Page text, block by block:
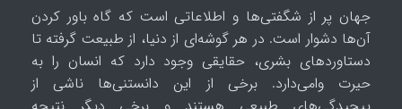
جهان پر از شگفتی‌ها و اطلاعاتی است که گاه باور کردن
آن‌ها دشوار است. در هر گوشه‌ای از دنیا، از طبیعت گرفته تا
دستاوردهای بشری، حقایقی وجود دارد که انسان را به
حیرت وامی‌دارد. برخی از این دانستنی‌ها ناشی از